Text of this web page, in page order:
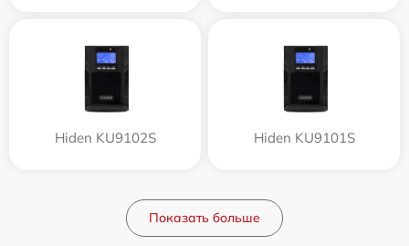
Hiden KU9102S Hiden KU9101S
Показать больше